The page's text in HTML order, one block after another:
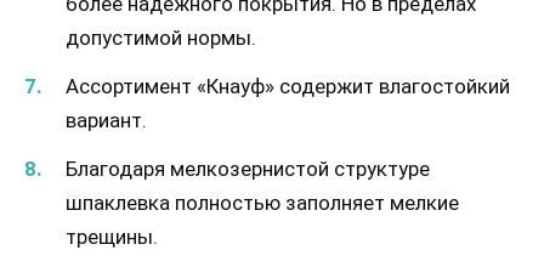
допустимой нормы.
Ассортимент «Кнауф» содержит влагостойкий
вариант.
Благодаря мелкозернистой структуре
шпаклевка полностью заполняет мелкие
трещины.